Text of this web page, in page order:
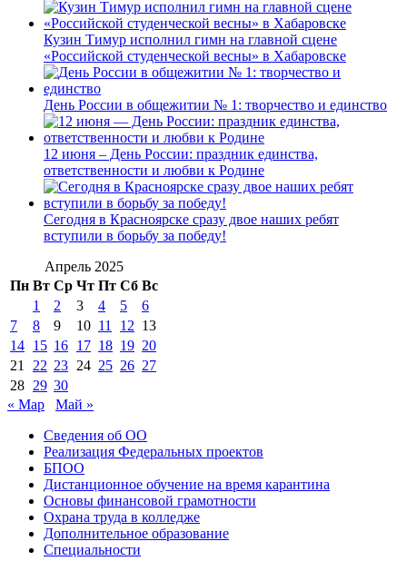
Кузин Тимур исполнил гимн на главной сцене
«Российской студенческой весны» в Хабаровске
День России в общежитии № 1: творчество и единство
12 июня – День России: праздник единства,
ответственности и любви к Родине
Сегодня в Красноярске сразу двое наших ребят
вступили в борьбу за победу!
Апрель 2025
Пн Вт Ср Чт Пт Сб Вс
1
2 3 4 5
6
7
8 9 10 11 12 13
14 15 16 17 18 19 20
21
22 23 24 25 26 27
28 29 30
« Мар
Май »
Сведения об ОО
Реализация Федеральных проектов
БПОО
Дистанционное обучение на время карантина
Основы финансовой грамотности
Охрана труда в колледже
Дополнительное образование
Специальности